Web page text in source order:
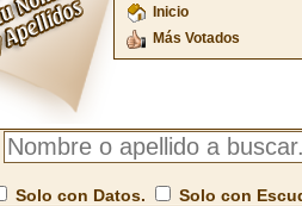
Inicio
Más Votados
Solo con Datos. Solo con